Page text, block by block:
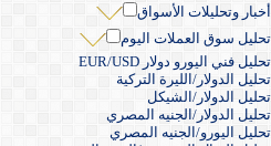
أخبار وتحليلات الأسواق
تحليل سوق العملات اليوم
تحليل فني اليورو دولار EUR/USD
تحليل الدولار/الليرة التركية
تحليل الدولار/الشيكل
تحليل الدولار/الجنيه المصري
تحليل اليورو/الجنيه المصري